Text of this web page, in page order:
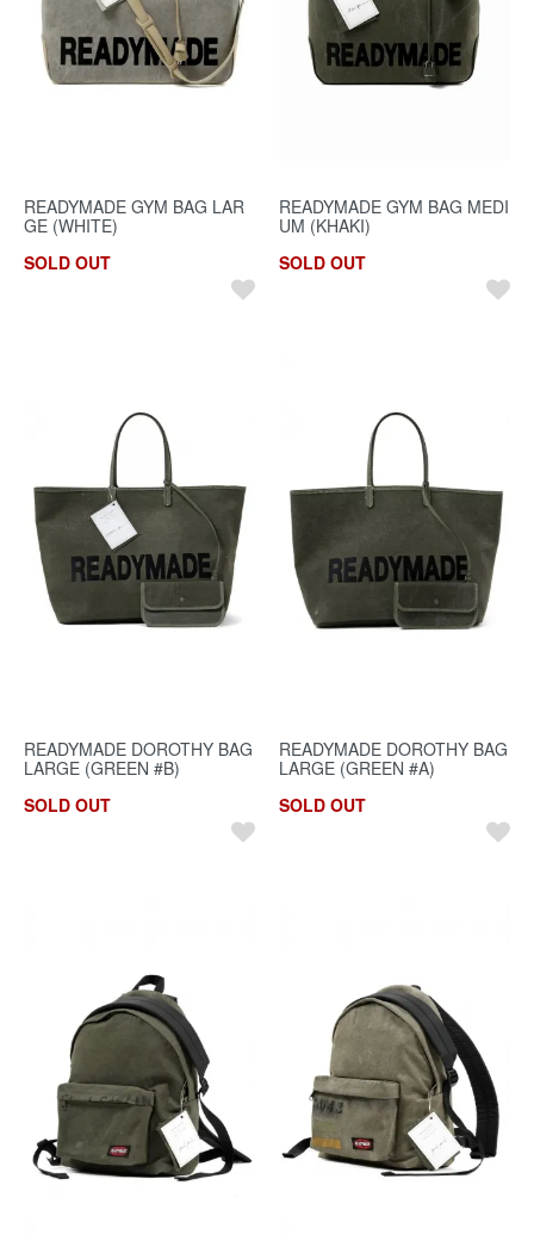
READYMADE GYM BAG LAR
GE (WHITE)
SOLD OUT
READYMADE GYM BAG MEDI
UM (KHAKI)
SOLD OUT
READYMADE DOROTHY BAG
LARGE (GREEN #B)
SOLD OUT
READYMADE DOROTHY BAG
LARGE (GREEN #A)
SOLD OUT